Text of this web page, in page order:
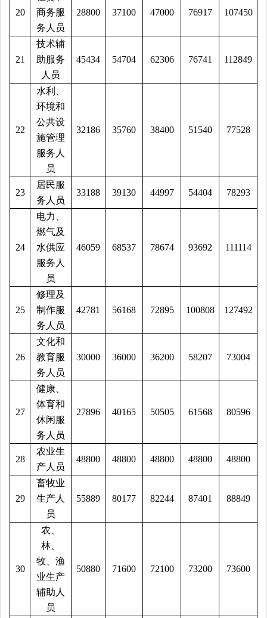
20
商务服
务人员
28800 37100 47000 76917 107450
21
技术辅
助服务
人员
45434 54704 62306 76741 112849
22
水利、
环境和
公共设
施管理
服务人
员
32186 35760 38400 51540 77528
23
居民服
务人员
33188 39130 44997 54404 78293
24
电力、
燃气及
水供应
服务人
员
46059 68537 78674 93692 111114
25
修理及
制作服
务人员
42781 56168 72895 100808 127492
26
文化和
教育服
务人员
30000 36000 36200 58207 73004
27
健康、
体育和
休闲服
务人员
27896 40165 50505 61568 80596
28
农业生
产人员
48800 48800 48800 48800 48800
29
畜牧业
生产人
员
55889 80177 82244 87401 88849
30
农、
林、
牧、渔
业生产
辅助人
员
50880 71600 72100 73200 73600